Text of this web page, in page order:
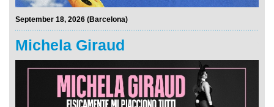
September 18, 2026 (Barcelona)
Michela Giraud